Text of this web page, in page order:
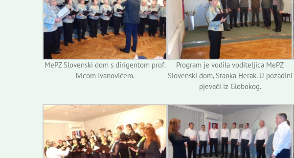
MePZ Slovenski dom s dirigentom prof.
Ivicom Ivanovićem.
Program je vodila voditeljica MePZ
Slovenski dom, Stanka Herak. U pozadini
pjevači iz Globokog.